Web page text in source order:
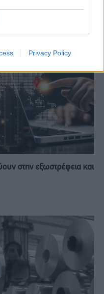
Privacy Policy
στην εξωστρέφεια και